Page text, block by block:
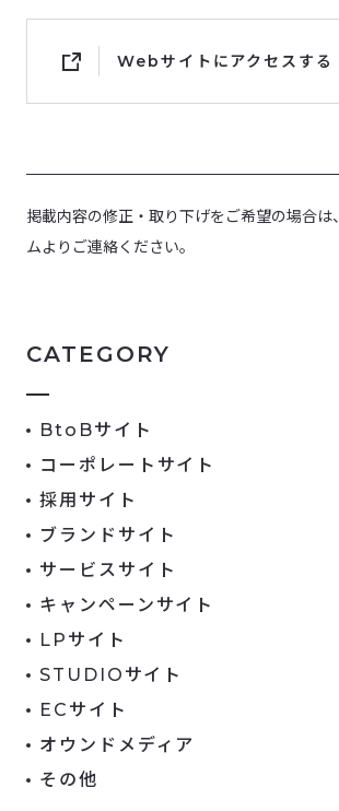
Webサイトにアクセスする
掲載内容の修正・取り下げをご希望の場合は、
ムよりご連絡ください。
CATEGORY
BtoBサイト
コーポレートサイト
採用サイト
ブランドサイト
サービスサイト
キャンペーンサイト
LPサイト
STUDIOサイト
ECサイト
オウンドメディア
その他